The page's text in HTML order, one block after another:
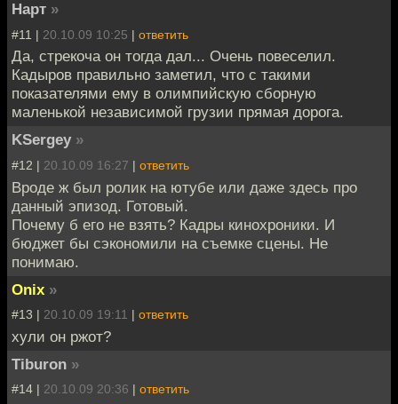
Нарт »
#11 | 20.10.09 10:25 | ответить
Да, стрекоча он тогда дал... Очень повеселил.
Кадыров правильно заметил, что с такими
показателями ему в олимпийскую сборную
маленькой независимой грузии прямая дорога.
KSergey »
#12 | 20.10.09 16:27 | ответить
Вроде ж был ролик на ютубе или даже здесь про
данный эпизод. Готовый.
Почему б его не взять? Кадры кинохроники. И
бюджет бы сэкономили на съемке сцены. Не
понимаю.
Onix »
#13 | 20.10.09 19:11 | ответить
хули он ржот?
Tiburon »
#14 | 20.10.09 20:36 | ответить